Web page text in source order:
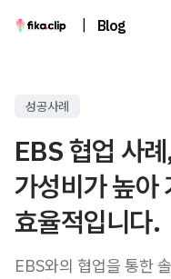
Blog
성공사례
EBS 협업 사
가성비가 높아
효율적입니다.
EBS와의 협업을 통한